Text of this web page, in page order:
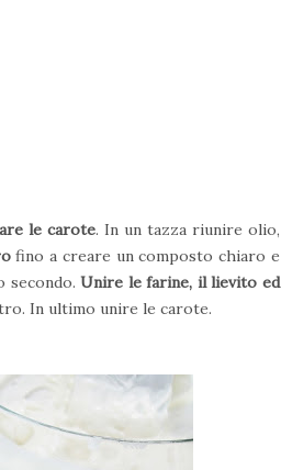
le carote. In un tazza riunire olio,
fino a creare un composto chiaro e
secondo.Unire le farine, il lievito ed
In ultimo unire le carote.